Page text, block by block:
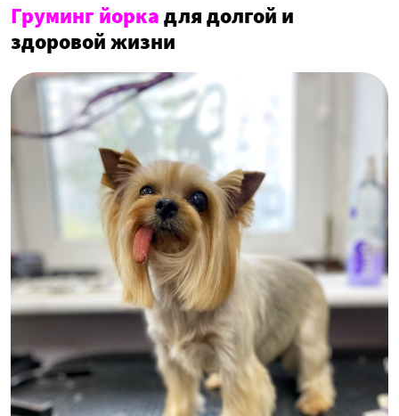
Груминг йоркадля долгой и
здоровой жизни